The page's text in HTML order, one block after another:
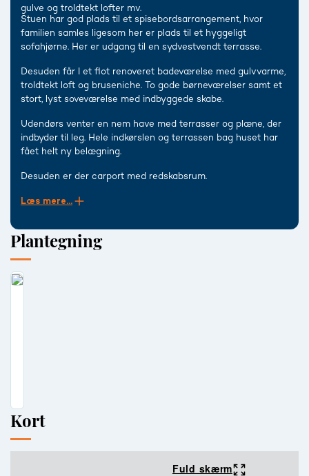
gulve og troldtekt lofter mv.
Stuen har god plads til et spisebordsarrangement, hvor
familien samles ligesom her er plads til et hyggeligt
sofahjørne. Her er udgang til en sydvestvendt terrasse.
Desuden får I et flot renoveret badeværelse med gulvvarme,
troldtekt loft og bruseniche. To gode børneværelser samt et
stort, lyst soveværelse med indbyggede skabe.
Udendørs venter en nem have med terrasser og plæne, der
indbyder til leg. Hele indkørslen og terrassen bag huset har
fået helt ny belægning.
Desuden er der carport med redskabsrum.
Læs mere...
Plantegning
Kort
Fuld skærm